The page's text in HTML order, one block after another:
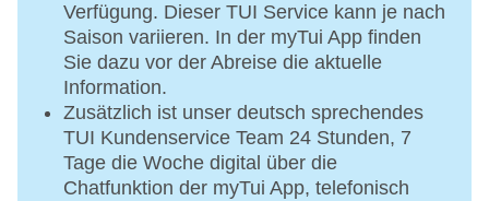
Verfügung. Dieser TUI Service kann je nach
Saison variieren. In der myTui App finden
Sie dazu vor der Abreise die aktuelle
Information.
Zusätzlich ist unser deutsch sprechendes
TUI Kundenservice Team 24 Stunden, 7
Tage die Woche digital über die
Chatfunktion der myTui App, telefonisch